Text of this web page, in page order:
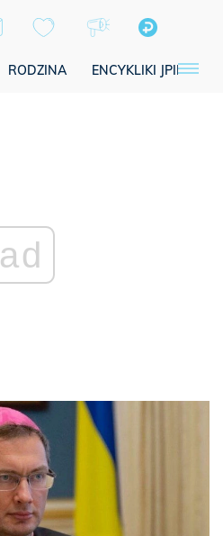
RODZINA ENCYKLIKI JPII
ad